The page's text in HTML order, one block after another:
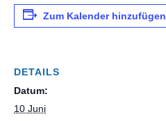
Zum Kalender hinzufügen
DETAILS
Datum:
10 Juni